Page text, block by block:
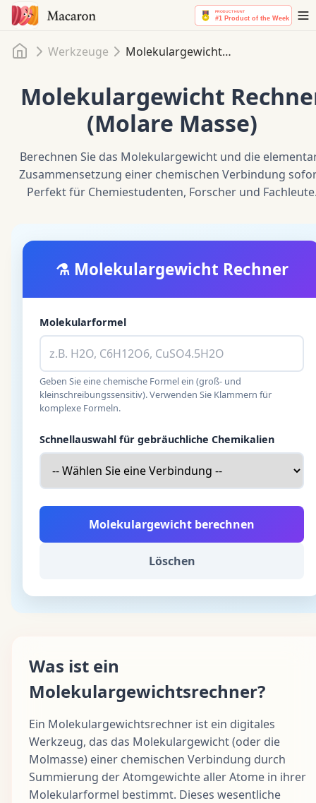
Startseite
Werkzeuge Molekulargewicht Rechner (Molare Masse)
Molekulargewicht
(Molare Masse)
Berechnen Sie das Molekulargewicht und die
Zusammensetzung einer chemischen Verbindung
Perfekt für Chemiestudenten, Forscher und
⚗️ Molekulargewicht Rechner
Molekularformel
Geben Sie eine chemische Formel ein (groß- und
kleinschreibungssensitiv). Verwenden Sie Klammern für
komplexe Formeln.
Schnellauswahl für gebräuchliche Chemikalien
Molekulargewicht berechnen
Löschen
Was ist ein
Molekulargewichtsrechner?
Ein Molekulargewichtsrechner ist ein digitales
Werkzeug, das das Molekulargewicht (oder die
Molmasse) einer chemischen Verbindung durch
Summierung der Atomgewichte aller Atome in ihrer
Molekularformel bestimmt. Dieses wesentliche